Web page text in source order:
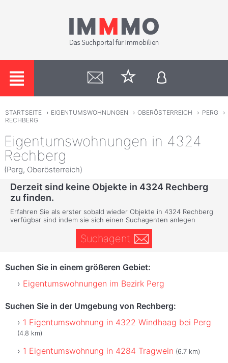
STARTSEITE › EIGENTUMSWOHNUNGEN › OBERÖSTERREICH › PERG
›
RECHBERG
Eigentumswohnungen in 4324
Rechberg
(Perg, Oberösterreich)
Derzeit sind keine Objekte in 4324 Rechberg
zu finden.
Erfahren Sie als erster sobald wieder Objekte in 4324 Rechberg
verfügbar sind indem sie sich einen Suchagenten anlegen
Suchagent
Suchen Sie in einem größeren Gebiet:
Eigentumswohnungen im Bezirk Perg
Suchen Sie in der Umgebung von Rechberg:
1 Eigentumswohnung in 4322 Windhaag bei Perg
(4.8 km)
1 Eigentumswohnung in 4284 Tragwein (6.7 km)